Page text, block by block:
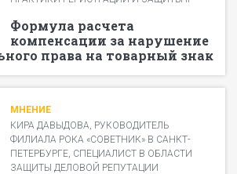
Формула расчета
компенсации за нарушение
права на товарный знак
МНЕНИЕ
КИРА ДАВЫДОВА, РУКОВОДИТЕЛЬ
ФИЛИАЛА РОКА «СОВЕТНИК» В САНКТ-
ПЕТЕРБУРГЕ, СПЕЦИАЛИСТ В ОБЛАСТИ
ЗАЩИТЫ ДЕЛОВОЙ РЕПУТАЦИИ